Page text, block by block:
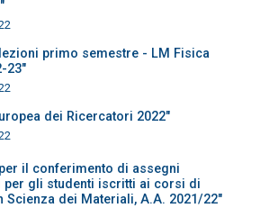
primo semestre - LM Fisica
23"
dei Ricercatori 2022"
il conferimento di assegni
per gli studenti iscritti ai corsi di
Scienza dei Materiali, A.A. 2021/22"